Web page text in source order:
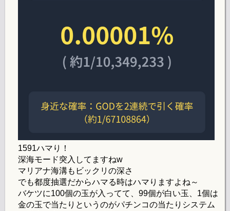
1591ハマり！
深海モード突入してますねw
マリアナ海溝もビックリの深さ
でも都度抽選だからハマる時はハマりますよね～
バケツに100個の玉が入ってて、99個が白い玉、1個は
金の玉で当たりというのがパチンコの当たりシステム